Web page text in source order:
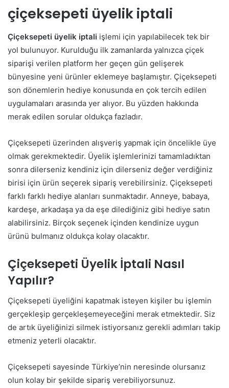
çiçeksepeti üyelik iptali
Çiçeksepeti üyelik iptali işlemi için yapılabilecek tek bir
yol bulunuyor. Kurulduğu ilk zamanlarda yalnızca çiçek
siparişi verilen platform her geçen gün gelişerek
bünyesine yeni ürünler eklemeye başlamıştır. Çiçeksepeti
son dönemlerin hediye konusunda en çok tercih edilen
uygulamaları arasında yer alıyor. Bu yüzden hakkında
merak edilen sorular oldukça fazladır.
Çiçeksepeti üzerinden alışveriş yapmak için öncelikle üye
olmak gerekmektedir. Üyelik işlemlerinizi tamamladıktan
sonra dilerseniz kendiniz için dilerseniz değer verdiğiniz
birisi için ürün seçerek sipariş verebilirsiniz. Çiçeksepeti
farklı farklı hediye alanları sunmaktadır. Anneye, babaya,
kardeşe, arkadaşa ya da eşe dilediğiniz gibi hediye satın
alabilirsiniz. Birçok seçenek içinden kendinize uygun
ürünü bulmanız oldukça kolay olacaktır.
Çiçeksepeti Üyelik İptali Nasıl
Yapılır?
Çiçeksepeti üyeliğini kapatmak isteyen kişiler bu işlemin
gerçekleşip gerçekleşemeyeceğini merak etmektedir. Siz
de artık üyeliğinizi silmek istiyorsanız gerekli adımları takip
etmeniz yeterli olacaktır.
Çiçeksepeti sayesinde Türkiye’nin neresinde olursanız
olun kolay bir şekilde sipariş verebiliyorsunuz.